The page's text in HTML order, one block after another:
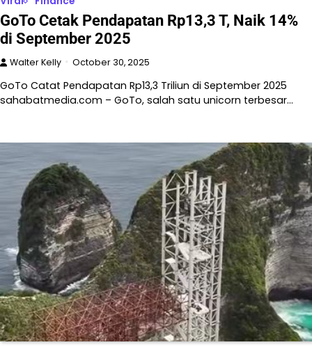
GoTo Cetak Pendapatan Rp13,3 T, Naik 14%
di September 2025
Walter Kelly October 30, 2025
GoTo Catat Pendapatan Rp13,3 Triliun di September 2025
sahabatmedia.com – GoTo, salah satu unicorn terbesar…